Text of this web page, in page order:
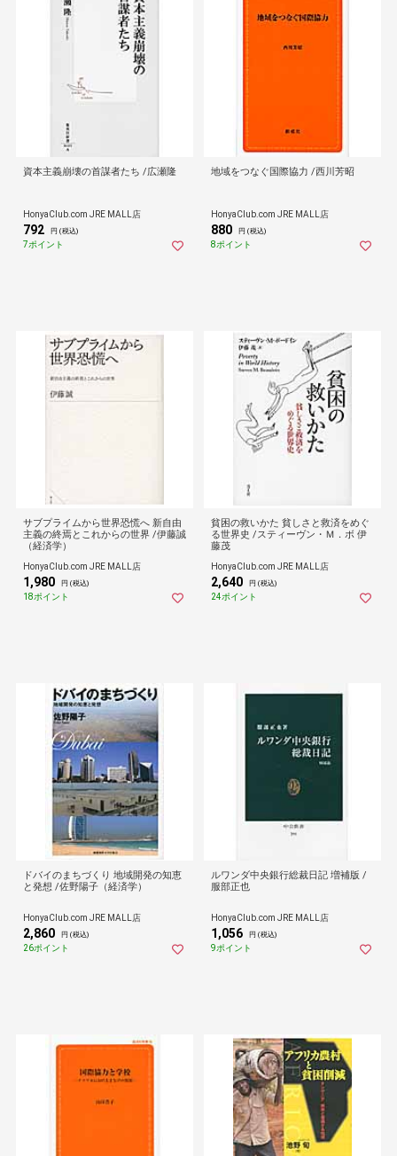
資本主義崩壊の首謀者たち /広瀬隆
HonyaClub.com JRE MALL店
792 円 (税込)
7ポイント
地域をつなぐ国際協力 /西川芳昭
HonyaClub.com JRE MALL店
880 円 (税込)
8ポイント
サブプライムから世界恐慌へ 新自由
主義の終焉とこれからの世界 /伊藤誠
（経済学）
HonyaClub.com JRE MALL店
1,980 円 (税込)
18ポイント
貧困の救いかた 貧しさと救済をめぐ
る世界史 /スティーヴン・Ｍ．ボ 伊
藤茂
HonyaClub.com JRE MALL店
2,640 円 (税込)
24ポイント
ドバイのまちづくり 地域開発の知恵
と発想 /佐野陽子（経済学）
HonyaClub.com JRE MALL店
2,860 円 (税込)
26ポイント
ルワンダ中央銀行総裁日記 増補版 /
服部正也
HonyaClub.com JRE MALL店
1,056 円 (税込)
9ポイント